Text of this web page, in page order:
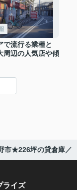
で流行る業種と
周辺の人気店や傾
市★226坪の貸倉庫／
ライズ